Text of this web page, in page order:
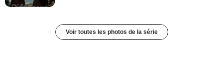
Voir toutes les photos de la série